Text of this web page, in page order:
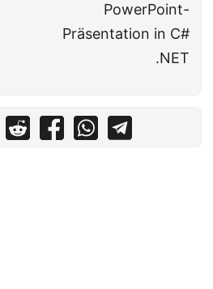
PowerPoint-
Präsentation in C#
.NET